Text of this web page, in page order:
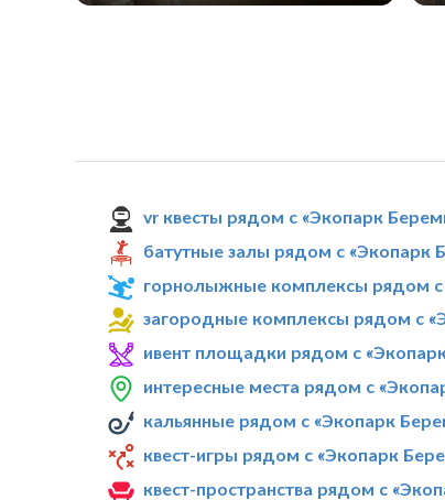
vr квесты рядом с «Экопарк
батутные залы рядом с «Экопарк
горнолыжные комплексы рядом с
загородные комплексы рядом с
ивент площадки рядом с
интересные места рядом с
кальянные рядом с «Экопарк
квест-игры рядом с «Экопарк
квест-пространства рядом с